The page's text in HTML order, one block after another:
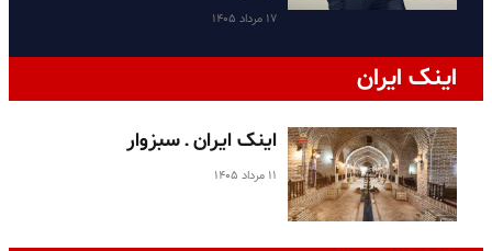
۱۷ مرداد ۱۴۰۵
اینک ایران
اینک ایران ـ سبزوار
۱۱ مرداد ۱۴۰۵